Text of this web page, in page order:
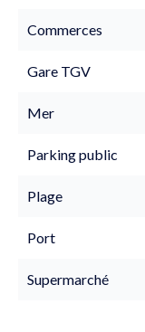
Commerces
Gare TGV
Mer
Parking public
Plage
Port
Supermarché